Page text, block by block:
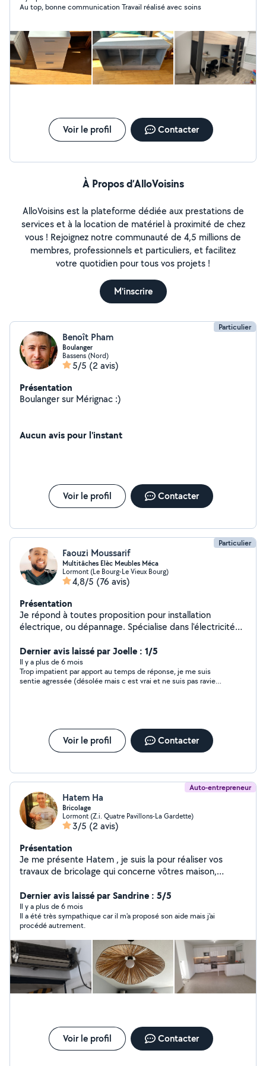
aussi aider pour les déménagement, travaux de btp, ect
canapés, tapis ou intérieur de voiture avec une
shampouineuse bissell Location: 1j - 30 / la demie
journée 15
Au top, bonne communication Travail réalisé avec soins
Voir le profil Contacter
À Propos d’AlloVoisins
AlloVoisins est la plateforme dédiée aux prestations de
services et à la location de matériel à proximité de chez
vous ! Rejoignez notre communauté de 4,5 millions de
membres, professionnels et particuliers, et facilitez
votre quotidien pour tous vos projets !
M'inscrire
Particulier
Benoît Pham
Boulanger
Bassens (Nord)
5/5 (2 avis)
Présentation
Boulanger sur Mérignac :)
Aucun avis pour l'instant
Voir le profil Contacter
Particulier
Faouzi Moussarif
Multitâches Elèc Meubles Méca
Lormont (Le Bourg-Le Vieux Bourg)
4,8/5 (76 avis)
Présentation
Je répond à toutes proposition pour installation
électrique, ou dépannage. Spécialise dans l'électricité
fais aussi de la petite mécanique. Tout type de
Montage de meuble Travail soigné, propre, je suis
méticuleux.
Dernier avis laissé par Joelle : 1/5
Il y a plus de 6 mois
Trop impatient par apport au temps de réponse, je me suis
sentie agressée (désolée mais c est vrai et ne suis pas ravie
Voir le profil Contacter
Auto-entrepreneur
Hatem Ha
Bricolage
Lormont (Z.i. Quatre Pavillons-La Gardette)
3/5 (2 avis)
Présentation
Je me présente Hatem , je suis la pour réaliser vos
travaux de bricolage qui concerne vôtres maison,
serai là pour tout vos demandes mes chers A très
bientôt
Dernier avis laissé par Sandrine : 5/5
Il y a plus de 6 mois
Il a été très sympathique car il m'a proposé son aide mais j'ai
procédé autrement.
Voir le profil Contacter